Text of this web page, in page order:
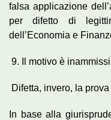
falsa applicazione
per difetto di
dell’Economia e
9. Il motivo è
Difetta, invero, la
In base alla